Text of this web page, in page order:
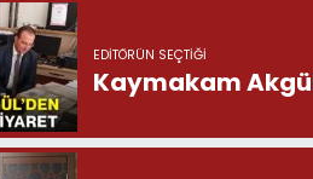
EDITÖRÜN SEÇTIĞI
Kaymakam